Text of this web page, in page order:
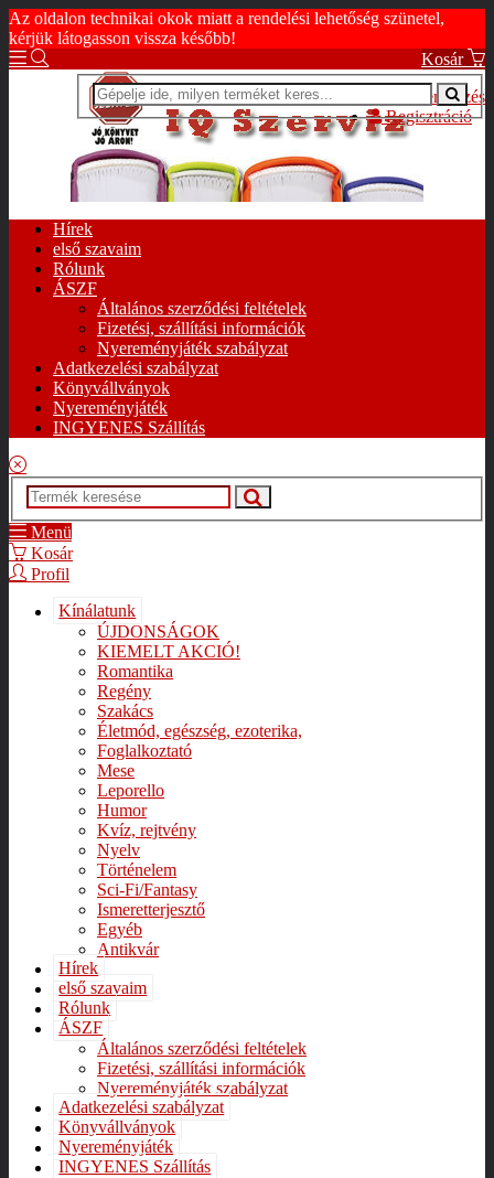
Az oldalon technikai okok miatt a rendelési lehetőség szünetel,
kérjük látogasson vissza később!
Kosár
Bejelentkezés
Regisztráció
Hírek
első szavaim
Rólunk
ÁSZF
Általános szerződési feltételek
Fizetési, szállítási információk
Nyereményjáték szabályzat
Adatkezelési szabályzat
Könyvállványok
Nyereményjáték
INGYENES Szállítás
Menü
Kosár
Profil
Kínálatunk
ÚJDONSÁGOK
KIEMELT AKCIÓ!
Romantika
Regény
Szakács
Életmód, egészség, ezoterika,
Foglalkoztató
Mese
Leporello
Humor
Kvíz, rejtvény
Nyelv
Történelem
Sci-Fi/Fantasy
Ismeretterjesztő
Egyéb
Antikvár
Hírek
első szavaim
Rólunk
ÁSZF
Általános szerződési feltételek
Fizetési, szállítási információk
Nyereményjáték szabályzat
Adatkezelési szabályzat
Könyvállványok
Nyereményjáték
INGYENES Szállítás